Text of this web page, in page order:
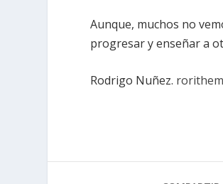
Aunque, muchos no
progresar y enseñar a
Rodrigo Nuñez.